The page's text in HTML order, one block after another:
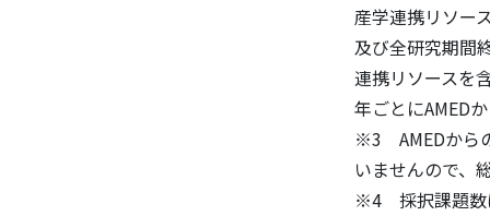
産学連携リソー
及び全研究期間
連携リソースを
年ごとにAMED
※3 AMEDから
いませんので、
※4 採択課題数